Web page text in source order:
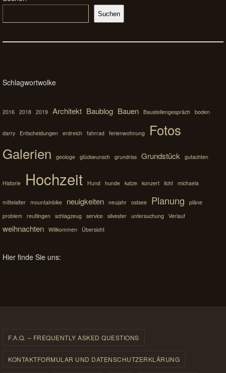
Suchen
Schlagwortwolke
2016 2018 2019 Architekt Baublog Bauen Baustellengespräch boden
darry Entscheidungen erdreich fahrrad ferienwohnung
Fotos
Galerien
geologe glückwunsch grundriss Grundstück gutachten
Historie Hochzeit Hund hunde katze konzert licht michaela
mittelalter mountainbike neuigkeiten neujahr ostsee Planung
pläne
problem
reutlingen schlagzeug service silvester untersuchung Verlauf
weihnachten Willkommen Übersicht
Hier finde Sie uns:
F.A.Q. – FREQUENTLY ASKED QUESTIONS
KONTAKTFORMULAR UND DATENSCHUTZERKLÄRUNG